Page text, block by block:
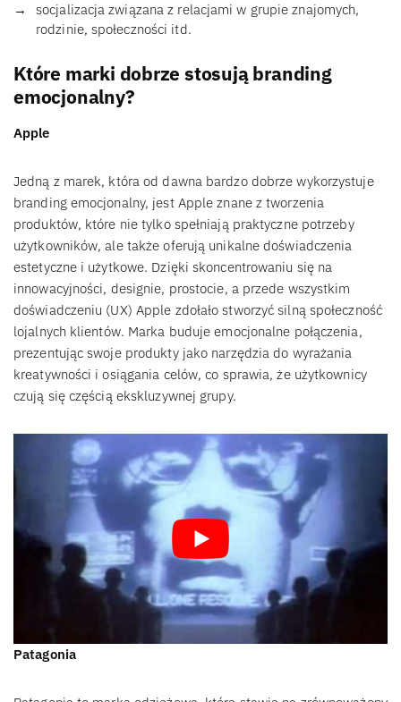
socjalizacja związana z relacjami w grupie znajomych,
rodzinie, społeczności itd.
Które marki dobrze stosują branding
emocjonalny?
Apple
Jedną z marek, która od dawna bardzo dobrze wykorzystuje
branding emocjonalny, jest Apple znane z tworzenia
produktów, które nie tylko spełniają praktyczne potrzeby
użytkowników, ale także oferują unikalne doświadczenia
estetyczne i użytkowe. Dzięki skoncentrowaniu się na
innowacyjności, designie, prostocie, a przede wszystkim
doświadczeniu (UX) Apple zdołało stworzyć silną społeczność
lojalnych klientów. Marka buduje emocjonalne połączenia,
prezentując swoje produkty jako narzędzia do wyrażania
kreatywności i osiągania celów, co sprawia, że użytkownicy
czują się częścią ekskluzywnej grupy.
Patagonia